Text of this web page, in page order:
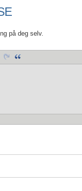
på deg selv.